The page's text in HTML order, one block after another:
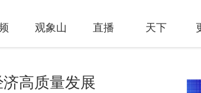
观象山 直播 天下
高质量发展